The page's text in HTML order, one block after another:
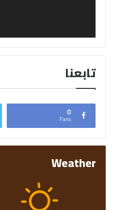
تابعنا
0
Fans
Weather